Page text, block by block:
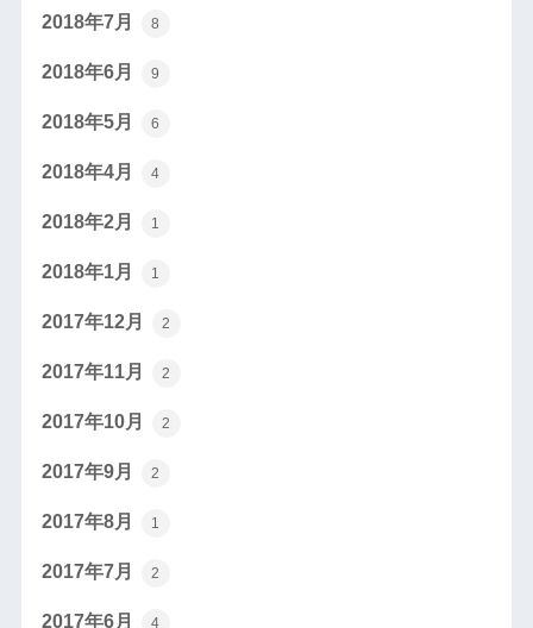
2018年7月 8
2018年6月 9
2018年5月 6
2018年4月 4
2018年2月 1
2018年1月 1
2017年12月 2
2017年11月 2
2017年10月 2
2017年9月 2
2017年8月 1
2017年7月 2
2017年6月 4